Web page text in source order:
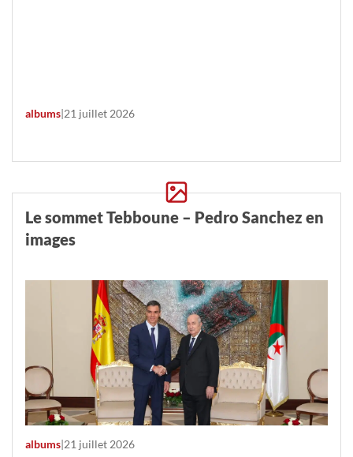
albums|21 juillet 2026
Le sommet Tebboune – Pedro Sanchez en
images
albums|21 juillet 2026